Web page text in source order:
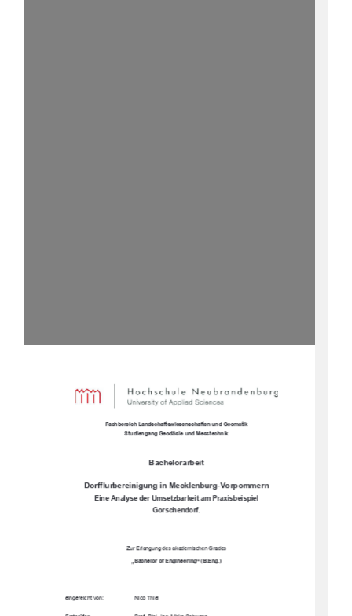
Fachbereich Landschaftswissenschaften und Geomatik
Studiengang Geodäsie und Messtechnik
Bachelorarbeit
Dorfflurbereinigung in Mecklenburg-Vorpommern
Eine Analyse der Umsetzbarkeit am Praxisbeispiel
Gorschendorf.
Zur Erlangung des akademischen Grades
„Bachelor of Engineering“ (B.Eng.)
eingereicht von: Nico Thiel